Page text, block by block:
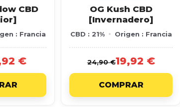
CBD
: Francia
€
OG Kush CBD
[Invernadero]
CBD : 21% Origen : Francia
24,90 €19,92 €
COMPRAR